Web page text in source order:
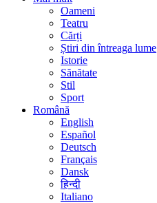
Oameni
Teatru
Cărți
Știri din întreaga lume
Istorie
Sănătate
Stil
Sport
Română
English
Español
Deutsch
Français
Dansk
हिन्दी
Italiano